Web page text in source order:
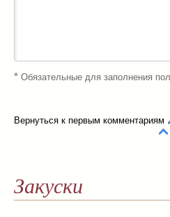
* Обязательные для заполнения
Вернуться к первым комментариям
Закуски